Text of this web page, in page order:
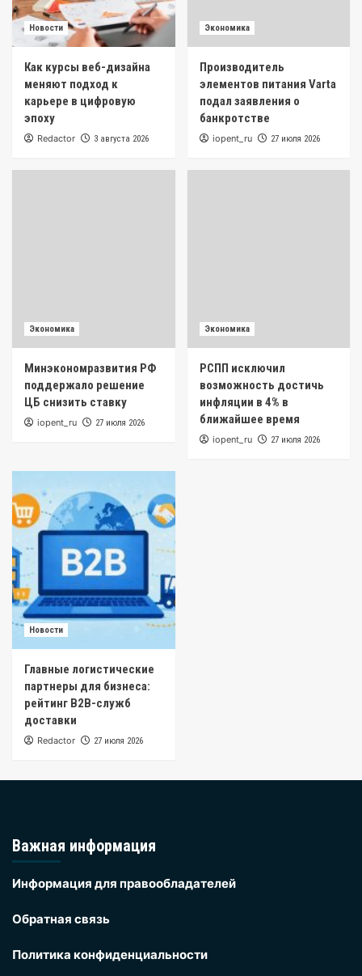
Новости
Как курсы веб-дизайна
меняют подход к
карьере в цифровую
эпоху
Redactor 3 августа 2026
Экономика
Производитель
элементов питания Varta
подал заявления о
банкротстве
iopent_ru 27 июля 2026
Экономика
Минэкономразвития РФ
поддержало решение
ЦБ снизить ставку
iopent_ru 27 июля 2026
Экономика
РСПП исключил
возможность достичь
инфляции в 4% в
ближайшее время
iopent_ru 27 июля 2026
Новости
Главные логистические
партнеры для бизнеса:
рейтинг B2B-служб
доставки
Redactor 27 июля 2026
Важная информация
Информация для правообладателей
Обратная связь
Политика конфиденциальности